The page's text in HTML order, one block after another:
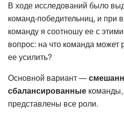
В ходе исследований было
команд-победительниц, и при
команду я соотношу ее с
вопрос: на что команда может
ее усилить?
Основной вариант —
сбалансированные
представлены все роли.